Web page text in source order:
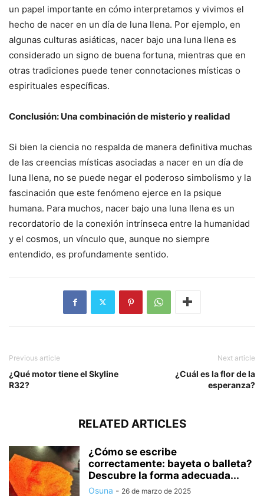
un papel importante en cómo interpretamos y vivimos el
hecho de nacer en un día de luna llena. Por ejemplo, en
algunas culturas asiáticas, nacer bajo una luna llena es
considerado un signo de buena fortuna, mientras que en
otras tradiciones puede tener connotaciones místicas o
espirituales específicas.
Conclusión: Una combinación de misterio y realidad
Si bien la ciencia no respalda de manera definitiva muchas
de las creencias místicas asociadas a nacer en un día de
luna llena, no se puede negar el poderoso simbolismo y la
fascinación que este fenómeno ejerce en la psique
humana. Para muchos, nacer bajo una luna llena es un
recordatorio de la conexión intrínseca entre la humanidad
y el cosmos, un vínculo que, aunque no siempre
entendido, es profundamente sentido.
Previous article
¿Qué motor tiene el Skyline
R32?
Next article
¿Cuál es la flor de la
esperanza?
RELATED ARTICLES
¿Cómo se escribe
correctamente: bayeta o balleta?
Descubre la forma adecuada...
Osuna - 26 de marzo de 2025